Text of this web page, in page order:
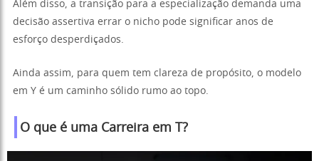
Além disso, a transição para a especialização demanda uma
decisão assertiva errar o nicho pode significar anos de
esforço desperdiçados.
Ainda assim, para quem tem clareza de propósito, o modelo
em Y é um caminho sólido rumo ao topo.
O que é uma Carreira em T?